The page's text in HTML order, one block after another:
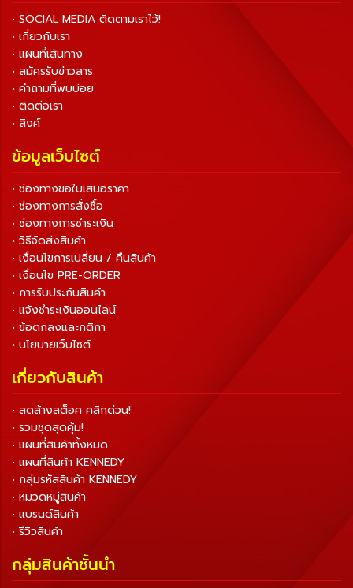
• SOCIAL MEDIA ติดตามเราไว้!
• เกี่ยวกับเรา
• แผนที่เส้นทาง
• สมัครรับข่าวสาร
• คำถามที่พบบ่อย
• ติดต่อเรา
• ลิงค์
ข้อมูลเว็บไซต์
• ช่องทางขอใบเสนอราคา
• ช่องทางการสั่งซื้อ
• ช่องทางการชำระเงิน
• วิธีจัดส่งสินค้า
• เงื่อนไขการเปลี่ยน / คืนสินค้า
• เงื่อนไข PRE-ORDER
• การรับประกันสินค้า
• แจ้งชำระเงินออนไลน์
• ข้อตกลงและกติกา
• นโยบายเว็บไซต์
เกี่ยวกับสินค้า
• ลดล้างสต็อค คลิกด่วน!
• รวมชุดสุดคุ้ม!
• แผนที่สินค้าทั้งหมด
• แผนที่สินค้า KENNEDY
• กลุ่มรหัสสินค้า KENNEDY
• หมวดหมู่สินค้า
• แบรนด์สินค้า
• รีวิวสินค้า
กลุ่มสินค้าชั้นนำ